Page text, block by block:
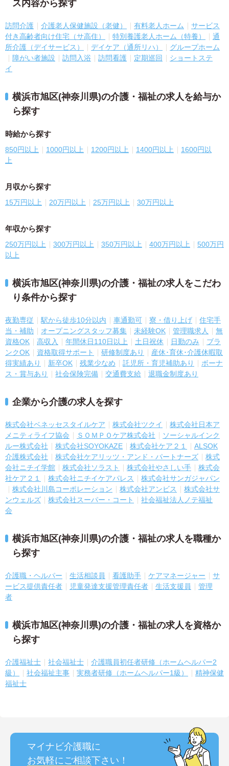
ス内容から探す
訪問介護 介護老人保健施設（老健） 有料老人ホーム
サービス
付き高齢者向け住宅（サ高住）
特別養護老人ホーム（特養）
通
所介護（デイサービス）
デイケア（通所リハ）
グループホーム
障がい者施設
訪問入浴 訪問看護 定期巡回
ショートステ
イ
横浜市旭区(神奈川県)の介護・福祉の求人を給与か
ら探す
時給から探す
850円以上 1000円以上 1200円以上 1400円以上
1600円以
上
月収から探す
15万円以上 20万円以上 25万円以上 30万円以上
年収から探す
250万円以上 300万円以上 350万円以上 400万円以上
500万円
以上
横浜市旭区(神奈川県)の介護・福祉の求人をこだわ
り条件から探す
夜勤専従 駅から徒歩10分以内 車通勤可 寮・借り上げ
住宅手
当・補助
オープニングスタッフ募集 未経験OK 管理職求人
無
資格OK
高収入 年間休日110日以上 土日祝休 日勤のみ
ブラ
ンクOK
資格取得サポート 研修制度あり
産休･育休･介護休暇取
得実績あり
新卒OK 残業少なめ 託児所・育児補助あり
ボーナ
ス・賞与あり
社会保険完備 交通費支給 退職金制度あり
企業から介護の求人を探す
株式会社ベネッセスタイルケア 株式会社ツクイ
株式会社日本ア
メニティライフ協会
ＳＯＭＰＯケア株式会社
ソーシャルインク
ルー株式会社
株式会社SOYOKAZE 株式会社ケア２１
ALSOK
介護株式会社
株式会社ケアリッツ・アンド・パートナーズ
株式
会社ニチイ学館
株式会社ソラスト 株式会社やさしい手
株式会
社ケア２１
株式会社ニチイケアパレス
株式会社サンガジャパン
株式会社川島コーポレーション
株式会社アンビス
株式会社サ
ンウェルズ
株式会社スーパー・コート
社会福祉法人ノテ福祉
会
横浜市旭区(神奈川県)の介護・福祉の求人を職種か
ら探す
介護職・ヘルパー 生活相談員 看護助手 ケアマネージャー
サ
ービス提供責任者
児童発達支援管理責任者 生活支援員
管理
者
横浜市旭区(神奈川県)の介護・福祉の求人を資格か
ら探す
介護福祉士 社会福祉士
介護職員初任者研修（ホームヘルパー2
級）
社会福祉主事 実務者研修（ホームヘルパー1級）
精神保健
福祉士
マイナビ介護職に
お気軽にご相談下さい！